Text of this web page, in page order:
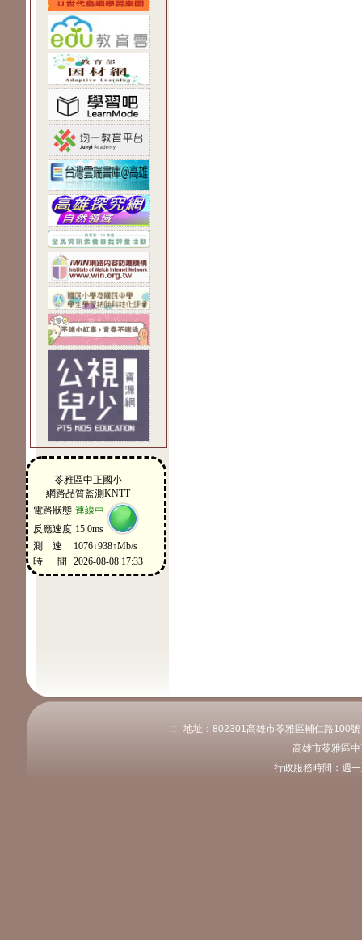
:::
地址：802301高雄市苓雅區輔仁路100
高雄市苓雅區
行政服務時間：週